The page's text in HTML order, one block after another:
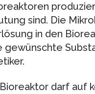
sind. Die
in den
darf auf